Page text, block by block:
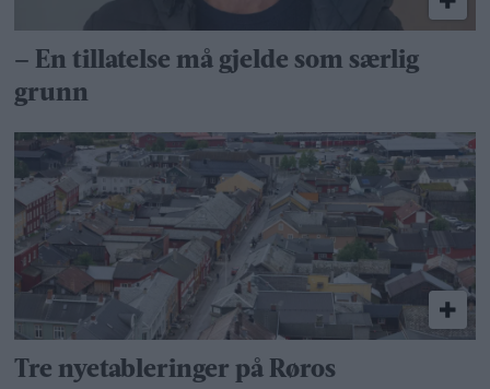
– En tillatelse må gjelde som særlig
grunn
Tre nyetableringer på Røros